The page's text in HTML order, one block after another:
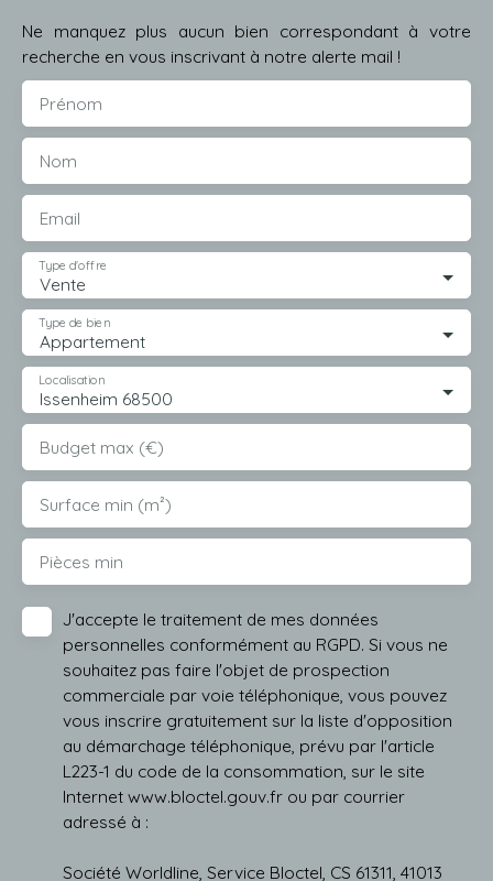
Ne manquez plus aucun bien correspondant à votre
recherche en vous inscrivant à notre alerte mail !
Prénom
Nom
Email
Vente
Type d'offre
Appartement
Type de bien
Issenheim 68500
Localisation
Budget max (€)
Surface min (m²)
Pièces min
J'accepte le traitement de mes données
personnelles conformément au RGPD. Si vous ne
souhaitez pas faire l'objet de prospection
commerciale par voie téléphonique, vous pouvez
vous inscrire gratuitement sur la liste d'opposition
au démarchage téléphonique, prévu par l'article
L223-1 du code de la consommation, sur le site
Internet www.bloctel.gouv.fr ou par courrier
adressé à :
Société Worldline, Service Bloctel, CS 61311, 41013